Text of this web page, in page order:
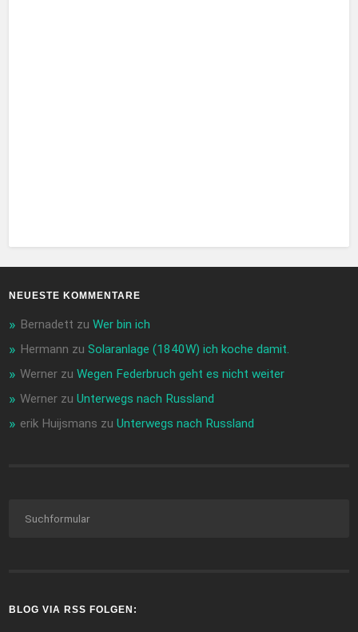
NEUESTE KOMMENTARE
Bernadett zuWer bin ich
Hermann zuSolaranlage (1840W) ich koche damit.
Werner zuWegen Federbruch geht es nicht weiter
Werner zuUnterwegs nach Russland
erik Huijsmans zuUnterwegs nach Russland
BLOG VIA RSS FOLGEN: